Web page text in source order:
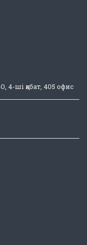
4-ші қабат, 405 офис